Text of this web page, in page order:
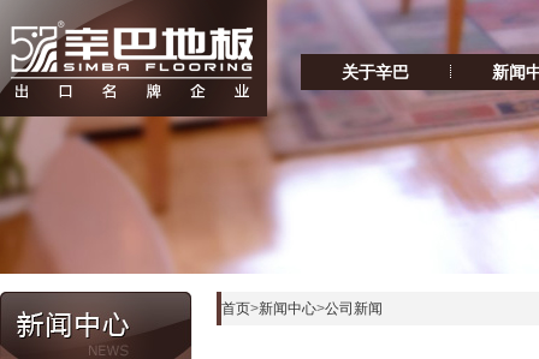
关于辛巴 新闻
首页>新闻中心>公司新闻